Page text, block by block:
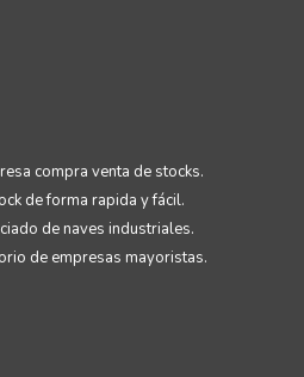
compra venta de stocks.
de forma rapida y fácil.
de naves industriales.
de empresas mayoristas.